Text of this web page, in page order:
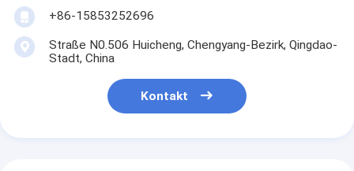
+86-15853252696
Straße N0.506 Huicheng, Chengyang-Bezirk, Qingdao-
Stadt, China
Kontakt